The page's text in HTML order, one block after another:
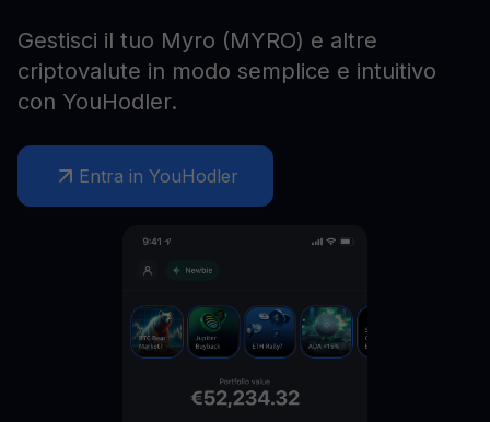
Gestisci il tuo Myro (MYRO) e altre
criptovalute in modo semplice e intuitivo
con YouHodler.
Entra in YouHodler